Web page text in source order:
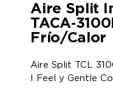
Aire Split
Frío/Calor
Aire Split TCL
I Feel y Gentle